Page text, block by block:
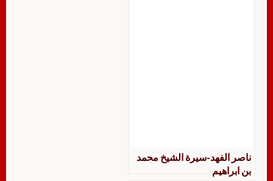
ناصر الفهد-سيرة الشيخ محمد
بن ابراهيم